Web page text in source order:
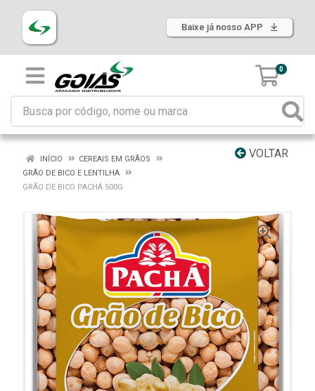
Baixe já nosso APP
0
VOLTAR
INÍCIO
CEREAIS EM GRÃOS
GRÃO DE BICO E LENTILHA
GRÃO DE BICO PACHÁ 500G